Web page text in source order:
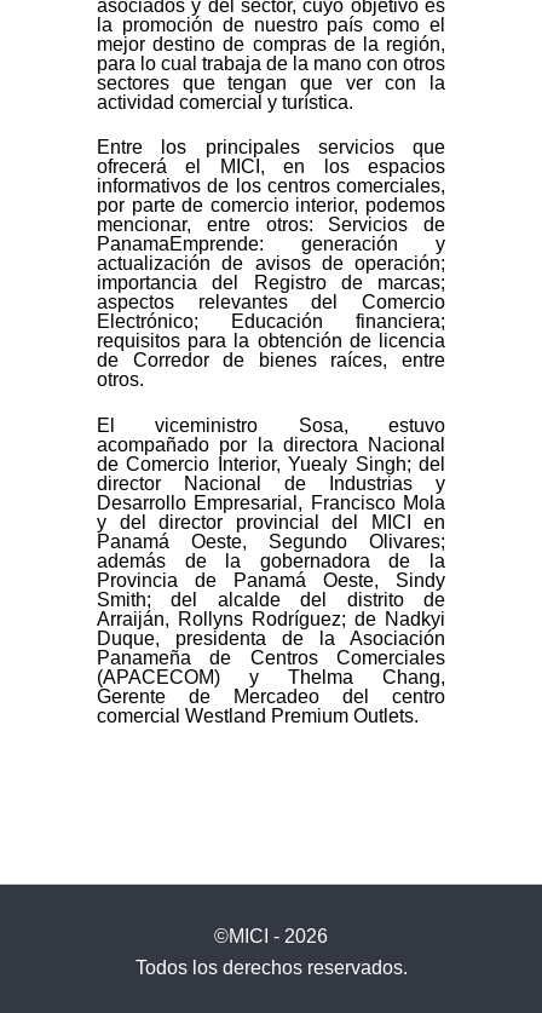
asociados y del sector, cuyo objetivo es
la promoción de nuestro país como el
mejor destino de compras de la región,
para lo cual trabaja de la mano con otros
sectores que tengan que ver con la
actividad comercial y turística.
Entre los principales servicios que
ofrecerá el MICI, en los espacios
informativos de los centros comerciales,
por parte de comercio interior, podemos
mencionar, entre otros: Servicios de
PanamaEmprende: generación y
actualización de avisos de operación;
importancia del Registro de marcas;
aspectos relevantes del Comercio
Electrónico; Educación financiera;
requisitos para la obtención de licencia
de Corredor de bienes raíces, entre
otros.
El viceministro Sosa, estuvo
acompañado por la directora Nacional
de Comercio Interior, Yuealy Singh; del
director Nacional de Industrias y
Desarrollo Empresarial, Francisco Mola
y del director provincial del MICI en
Panamá Oeste, Segundo Olivares;
además de la gobernadora de la
Provincia de Panamá Oeste, Sindy
Smith; del alcalde del distrito de
Arraiján, Rollyns Rodríguez; de Nadkyi
Duque, presidenta de la Asociación
Panameña de Centros Comerciales
(APACECOM) y Thelma Chang,
Gerente de Mercadeo del centro
comercial Westland Premium Outlets.
©MICI - 2026
Todos los derechos reservados.